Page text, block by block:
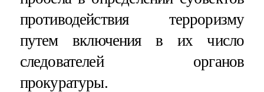
противодействия терроризму
путем включения в их число
следователей органов
прокуратуры.